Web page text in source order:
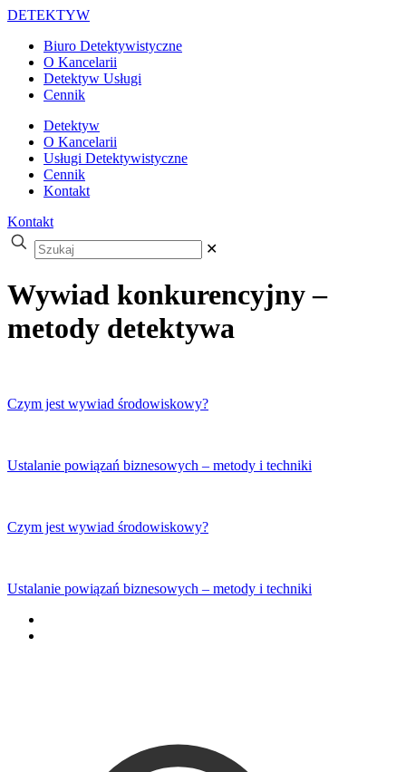
DETEKTYW
Biuro Detektywistyczne
O Kancelarii
Detektyw Usługi
Cennik
Detektyw
O Kancelarii
Usługi Detektywistyczne
Cennik
Kontakt
Kontakt
✕
Wywiad konkurencyjny –
metody detektywa
Czym jest wywiad środowiskowy?
Ustalanie powiązań biznesowych – metody i techniki
Czym jest wywiad środowiskowy?
Ustalanie powiązań biznesowych – metody i techniki